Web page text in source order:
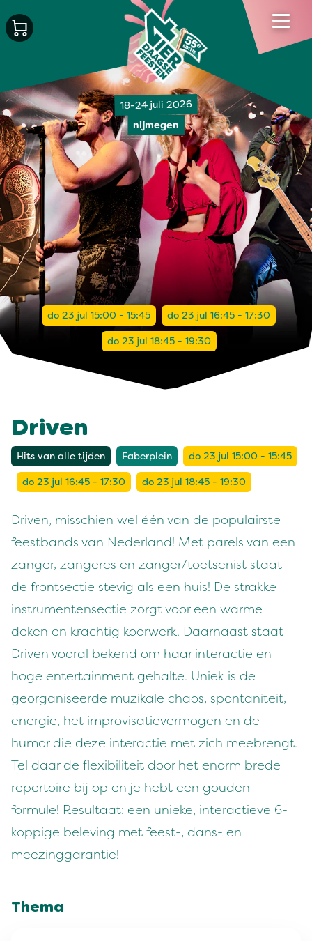
18-24 juli 2026
nijmegen
do 23 jul 15:00 - 15:45 do 23 jul 16:45 - 17:30
do 23 jul 18:45 - 19:30
Driven
Hits van alle tijden Faberplein do 23 jul 15:00 - 15:45
do 23 jul 16:45 - 17:30 do 23 jul 18:45 - 19:30
Driven, misschien wel één van de populairste
feestbands van Nederland! Met parels van een
zanger, zangeres en zanger/toetsenist staat
de frontsectie stevig als een huis! De strakke
instrumentensectie zorgt voor een warme
deken en krachtig koorwerk. Daarnaast staat
Driven vooral bekend om haar interactie en
hoge entertainment gehalte. Uniek is de
georganiseerde muzikale chaos, spontaniteit,
energie, het improvisatievermogen en de
humor die deze interactie met zich meebrengt.
Tel daar de flexibiliteit door het enorm brede
repertoire bij op en je hebt een gouden
formule! Resultaat: een unieke, interactieve 6-
koppige beleving met feest-, dans- en
meezinggarantie!
Thema